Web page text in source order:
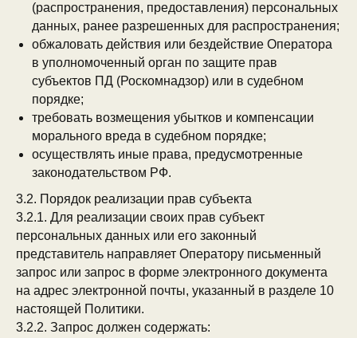
(распространения, предоставления) персональных
данных, ранее разрешенных для распространения;
обжаловать действия или бездействие Оператора
в уполномоченный орган по защите прав
субъектов ПД (Роскомнадзор) или в судебном
порядке;
требовать возмещения убытков и компенсации
морального вреда в судебном порядке;
осуществлять иные права, предусмотренные
законодательством РФ.
3.2. Порядок реализации прав субъекта
3.2.1. Для реализации своих прав субъект
персональных данных или его законный
представитель направляет Оператору письменный
запрос или запрос в форме электронного документа
на адрес электронной почты, указанный в разделе 10
настоящей Политики.
3.2.2. Запрос должен содержать: